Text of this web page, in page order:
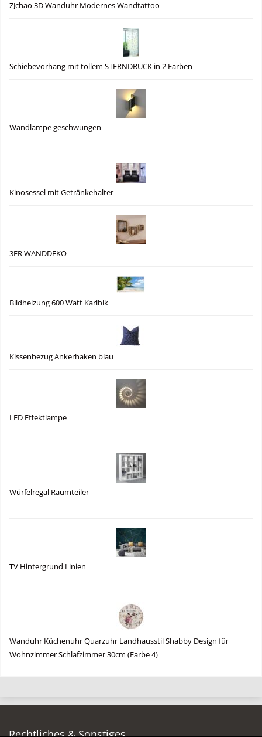
ZJchao 3D Wanduhr Modernes Wandtattoo
Schiebevorhang mit tollem STERNDRUCK in 2 Farben
Wandlampe geschwungen
Kinosessel mit Getränkehalter
3ER WANDDEKO
Bildheizung 600 Watt Karibik
Kissenbezug Ankerhaken blau
LED Effektlampe
Würfelregal Raumteiler
TV Hintergrund Linien
Wanduhr Küchenuhr Quarzuhr Landhausstil Shabby Design für
Wohnzimmer Schlafzimmer 30cm (Farbe 4)
Rechtliches & Sonstiges